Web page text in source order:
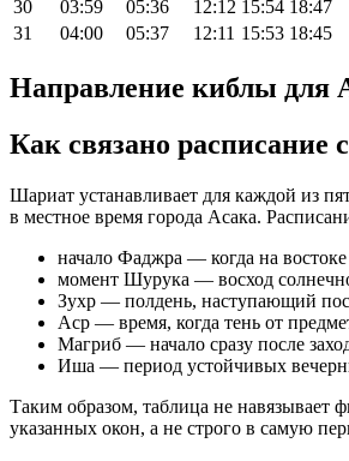
30
03:59 05:36 12:12 15:54 18:47
31
04:00 05:37 12:11 15:53 18:45
Направление киблы для
Как связано расписание
Шариат устанавливает для каждой из
в местное время города Асака.
начало Фаджра — когда на востоке
момент Шурука — восход
Зухр — полдень, наступающий
Аср — время, когда тень от
Магриб — начало сразу после
Иша — период устойчивых
Таким образом, таблица не навязывает
указанных окон, а не строго в самую